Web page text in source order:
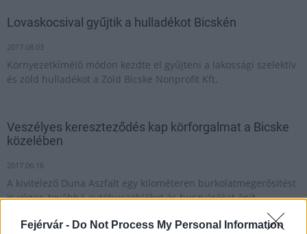
Fejérvár - Do Not Process My Personal Information
Lovaskocsival gyűjtik a hulladékot Bicskén
2017.08.03
Környezetkímélő módon kezdte el gyűjteni a lakossági szelektív
és zöld hulladékot a Zöld Bicske Nonprofit Kft.
Veszélyes kereszteződés kap körforgalmat a Bicske
közelében
2017.06.16
A kivitelező Duna Aszfalt egy kilométeren burkolatmegerősítést
is végez, továbbá autóbuszöblöket és buszvárókat épít.